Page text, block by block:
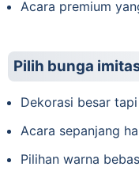
Acara premium
Pilih bunga
Dekorasi besar
Acara sepanjang
Pilihan warna bebas